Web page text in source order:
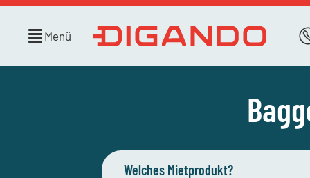
Menü
Welches Mietprodukt?